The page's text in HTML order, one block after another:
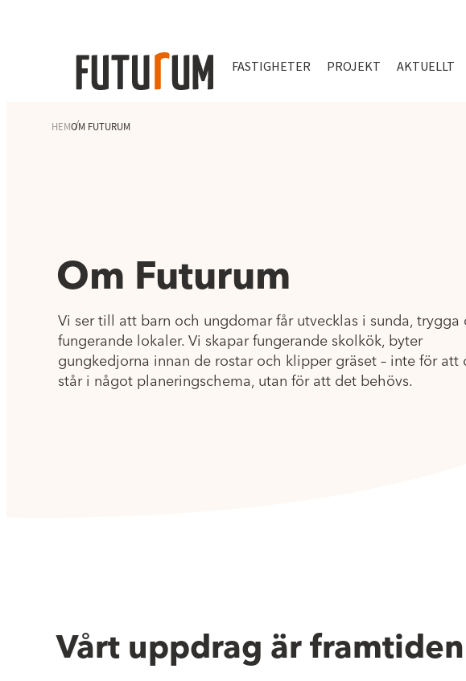
FASTIGHETER PROJEKT AKTUELLT
HEMOM FUTURUM
Om Futurum
Vi ser till att barn och ungdomar får utvecklas i sunda, trygga
fungerande lokaler. Vi skapar fungerande skolkök, byter
gungkedjorna innan de rostar och klipper gräset – inte för att
står i något planeringschema, utan för att det behövs.
Vårt uppdrag är framtiden